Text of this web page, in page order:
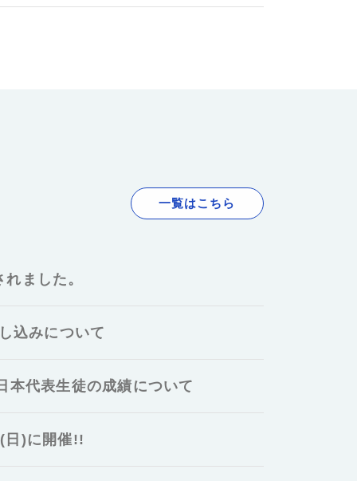
一覧はこちら
ました。
込みについて
本代表生徒の成績について
日)に開催!!